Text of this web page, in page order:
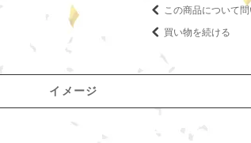
この商品について
買い物を続ける
イメージ